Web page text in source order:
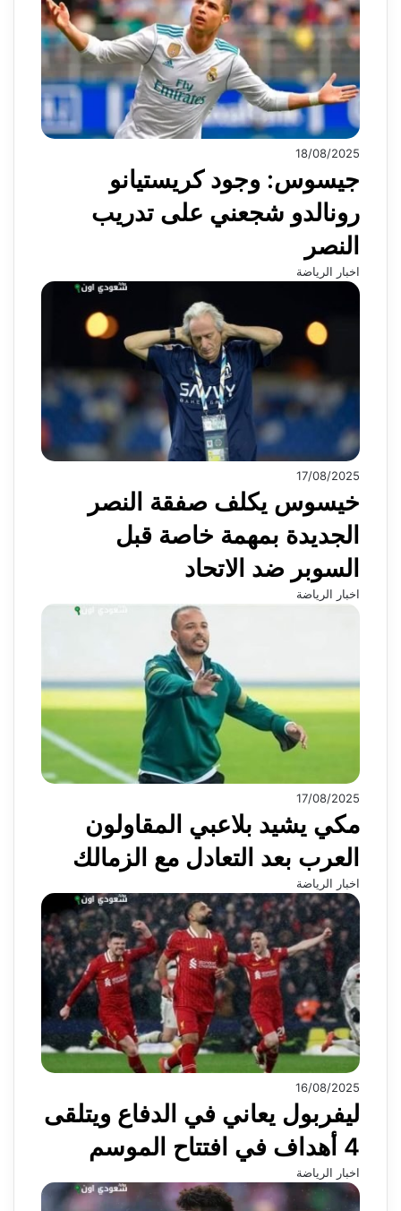
18/08/2025
جيسوس: وجود كريستيانو
رونالدو شجعني على تدريب
النصر
اخبار الرياضة
17/08/2025
خيسوس يكلف صفقة النصر
الجديدة بمهمة خاصة قبل
السوبر ضد الاتحاد
اخبار الرياضة
17/08/2025
مكي يشيد بلاعبي المقاولون
العرب بعد التعادل مع الزمالك
اخبار الرياضة
16/08/2025
ليفربول يعاني في الدفاع ويتلقى
4 أهداف في افتتاح الموسم
اخبار الرياضة